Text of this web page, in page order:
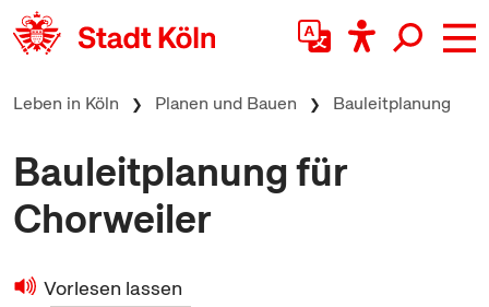
zum Inhalt springen
Leben in Köln Planen und Bauen Bauleitplanung
Bauleitplanung für
Chorweiler
Vorlesen lassen